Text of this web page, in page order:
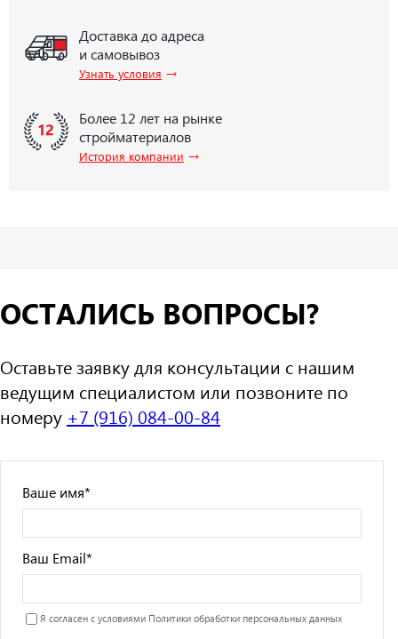
Доставка до адреса
и самовывоз
Узнать условия →
Более 12 лет на рынке
стройматериалов
История компании →
ОСТАЛИСЬ ВОПРОСЫ?
Оставьте заявку для консультации с нашим
ведущим специалистом или позвоните по
номеру +7 (916) 084-00-84
Ваше имя*
Ваш Email*
Я согласен с условиями Политики обработки персональных данных